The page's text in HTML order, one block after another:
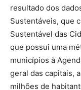
resultado dos
Sustentáveis, que
Sustentável das
que possui uma
municípios à
geral das capitais,
milhões de